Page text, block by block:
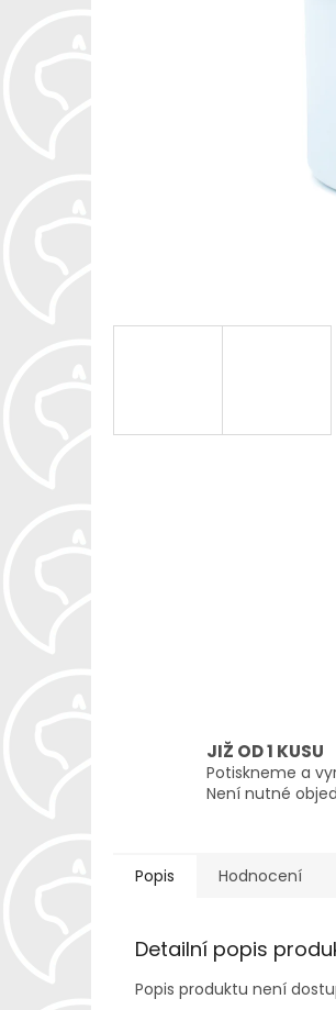
JIŽ OD 1 KUSU
Potiskneme a
Není nutné
Popis Hodnocení
Detailní popis
Popis produktu není